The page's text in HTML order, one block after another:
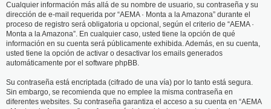
Cualquier información más allá de su nombre de usuario, su contraseña y su
dirección de e-mail requerida por “AEMA · Monta a la Amazona” durante el
proceso de registro será obligatoria u opcional, según el criterio de “AEMA ·
Monta a la Amazona”. En cualquier caso, usted tiene la opción de qué
información en su cuenta será públicamente exhibida. Además, en su cuenta,
usted tiene la opción de activar o desactivar los emails generados
automáticamente por el software phpBB.
Su contraseña está encriptada (cifrado de una vía) por lo tanto está segura.
Sin embargo, se recomienda que no emplee la misma contraseña en
diferentes websites. Su contraseña garantiza el acceso a su cuenta en “AEMA